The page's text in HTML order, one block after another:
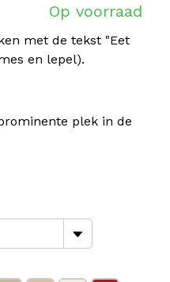
Op voorraad
met de tekst "Eet
en lepel).
plek in de